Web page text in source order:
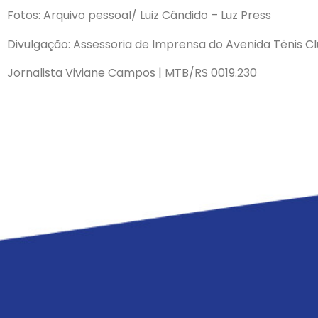
Fotos: Arquivo pessoal/ Luiz Cândido – Luz Press
Divulgação: Assessoria de Imprensa do Avenida Tênis
Jornalista Viviane Campos | MTB/RS 0019.230